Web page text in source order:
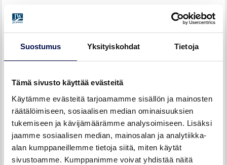
Suostumus Yksityiskohdat Tietoja
Tämä sivusto käyttää evästeitä
Käytämme evästeitä tarjoamamme sisällön ja mainosten
räätälöimiseen, sosiaalisen median ominaisuuksien
tukemiseen ja kävijämäärämme analysoimiseen. Lisäksi
jaamme sosiaalisen median, mainosalan ja analytiikka-
alan kumppaneillemme tietoja siitä, miten käytät
sivustoamme. Kumppanimme voivat yhdistää näitä